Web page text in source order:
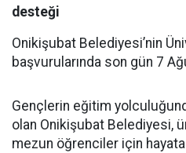
desteği
Onikişubat Belediyesi’nin
başvurularında son gün 7
Gençlerin eğitim
olan Onikişubat Belediyesi,
mezun öğrenciler için